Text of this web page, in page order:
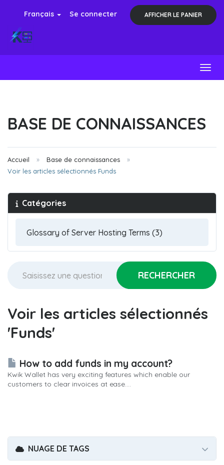
Français Se connecter AFFICHER LE PANIER
BASE DE CONNAISSANCES
Accueil
Base de connaissances
Voir les articles sélectionnés Funds
Catégories
Voir les articles sélectionnés
'Funds'
How to add funds in my account?
Kwik Wallet has very exciting features which enable our
customers to clear invoices at ease....
NUAGE DE TAGS